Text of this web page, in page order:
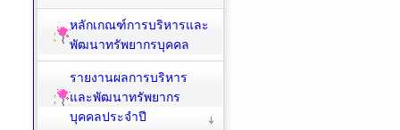
หลักเกณฑ์การบริหารและ
พัฒนาทรัพยากรบุคคล
รายงานผลการบริหาร
และพัฒนาทรัพยากร
บุคคลประจำปี